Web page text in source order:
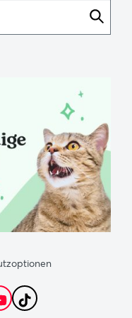
Abonniere
den
Folge